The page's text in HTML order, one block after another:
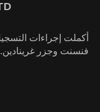
فنسنت وجزر غرينادين.